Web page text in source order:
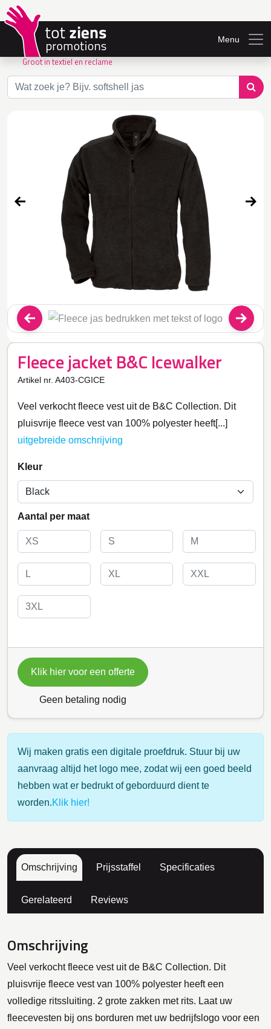
Groot in textiel en reclame
Menu
Fleece jacket B&C Icewalker
Artikel nr. A403-CGICE
Veel verkocht fleece vest uit de B&C Collection. Dit
pluisvrije fleece vest van 100% polyester heeft[...]
uitgebreide omschrijving
Kleur
Aantal per maat
Klik hier voor een offerte
Geen betaling nodig
Wij maken gratis een digitale proefdruk. Stuur bij uw
aanvraag altijd het logo mee, zodat wij een goed beeld
hebben wat er bedrukt of geborduurd dient te
worden.Klik hier!
Omschrijving Prijsstaffel Specificaties
Gerelateerd Reviews
Omschrijving
Veel verkocht fleece vest uit de B&C Collection. Dit
pluisvrije fleece vest van 100% polyester heeft een
volledige ritssluiting. 2 grote zakken met rits. Laat uw
fleecevesten bij ons borduren met uw bedrijfslogo voor een